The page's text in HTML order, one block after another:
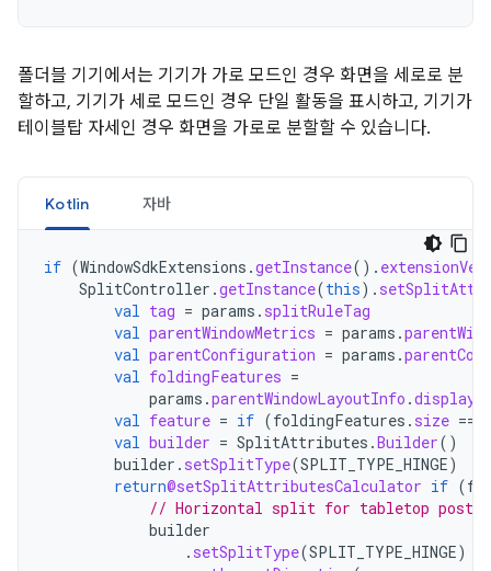
폴더블 기기에서는 기기가 가로 모드인 경우 화면을 세로로 분
할하고, 기기가 세로 모드인 경우 단일 활동을 표시하고, 기기가
테이블탑 자세인 경우 화면을 가로로 분할할 수 있습니다.
Kotlin 자바
if (WindowSdkExtensions .getInstance().
SplitController .getInstance(this).
val tag = params . splitRuleTag
val parentWindowMetrics = params .
val parentConfiguration = params .
val foldingFeatures =
params .parentWindowLayoutInfo .
val feature = if (foldingFeatures . size ==
val builder = SplitAttributes .Builder()
builder . setSplitType(SPLIT_TYPE_HINGE)
return@setSplitAttributesCalculator if (
// Horizontal split for tabletop
builder
. setSplitType(SPLIT_TYPE_HINGE)